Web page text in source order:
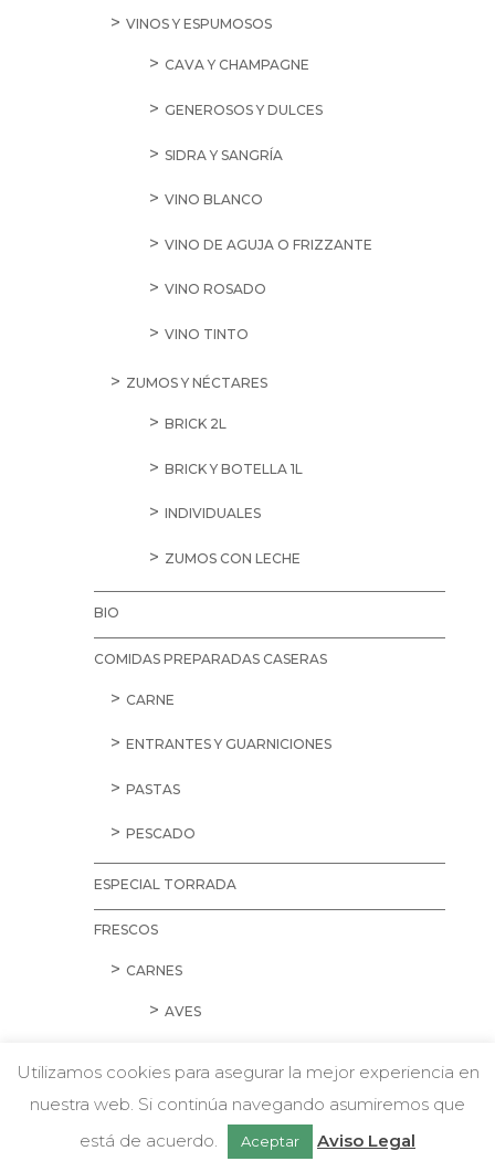
VINOS Y ESPUMOSOS
CAVA Y CHAMPAGNE
GENEROSOS Y DULCES
SIDRA Y SANGRÍA
VINO BLANCO
VINO DE AGUJA O FRIZZANTE
VINO ROSADO
VINO TINTO
ZUMOS Y NÉCTARES
BRICK 2L
BRICK Y BOTELLA 1L
INDIVIDUALES
ZUMOS CON LECHE
BIO
COMIDAS PREPARADAS CASERAS
CARNE
ENTRANTES Y GUARNICIONES
PASTAS
PESCADO
ESPECIAL TORRADA
FRESCOS
CARNES
AVES
CERDO
CORDERO Y CONEJO
w Chatea con nosotros
Utilizamos cookies para asegurar la mejor experiencia en
nuestra web. Si continúa navegando asumiremos que
está de acuerdo.
Aceptar Aviso Legal